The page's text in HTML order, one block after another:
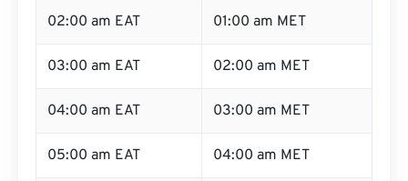
02:00 am EAT 01:00 am MET
03:00 am EAT 02:00 am MET
04:00 am EAT 03:00 am MET
05:00 am EAT 04:00 am MET